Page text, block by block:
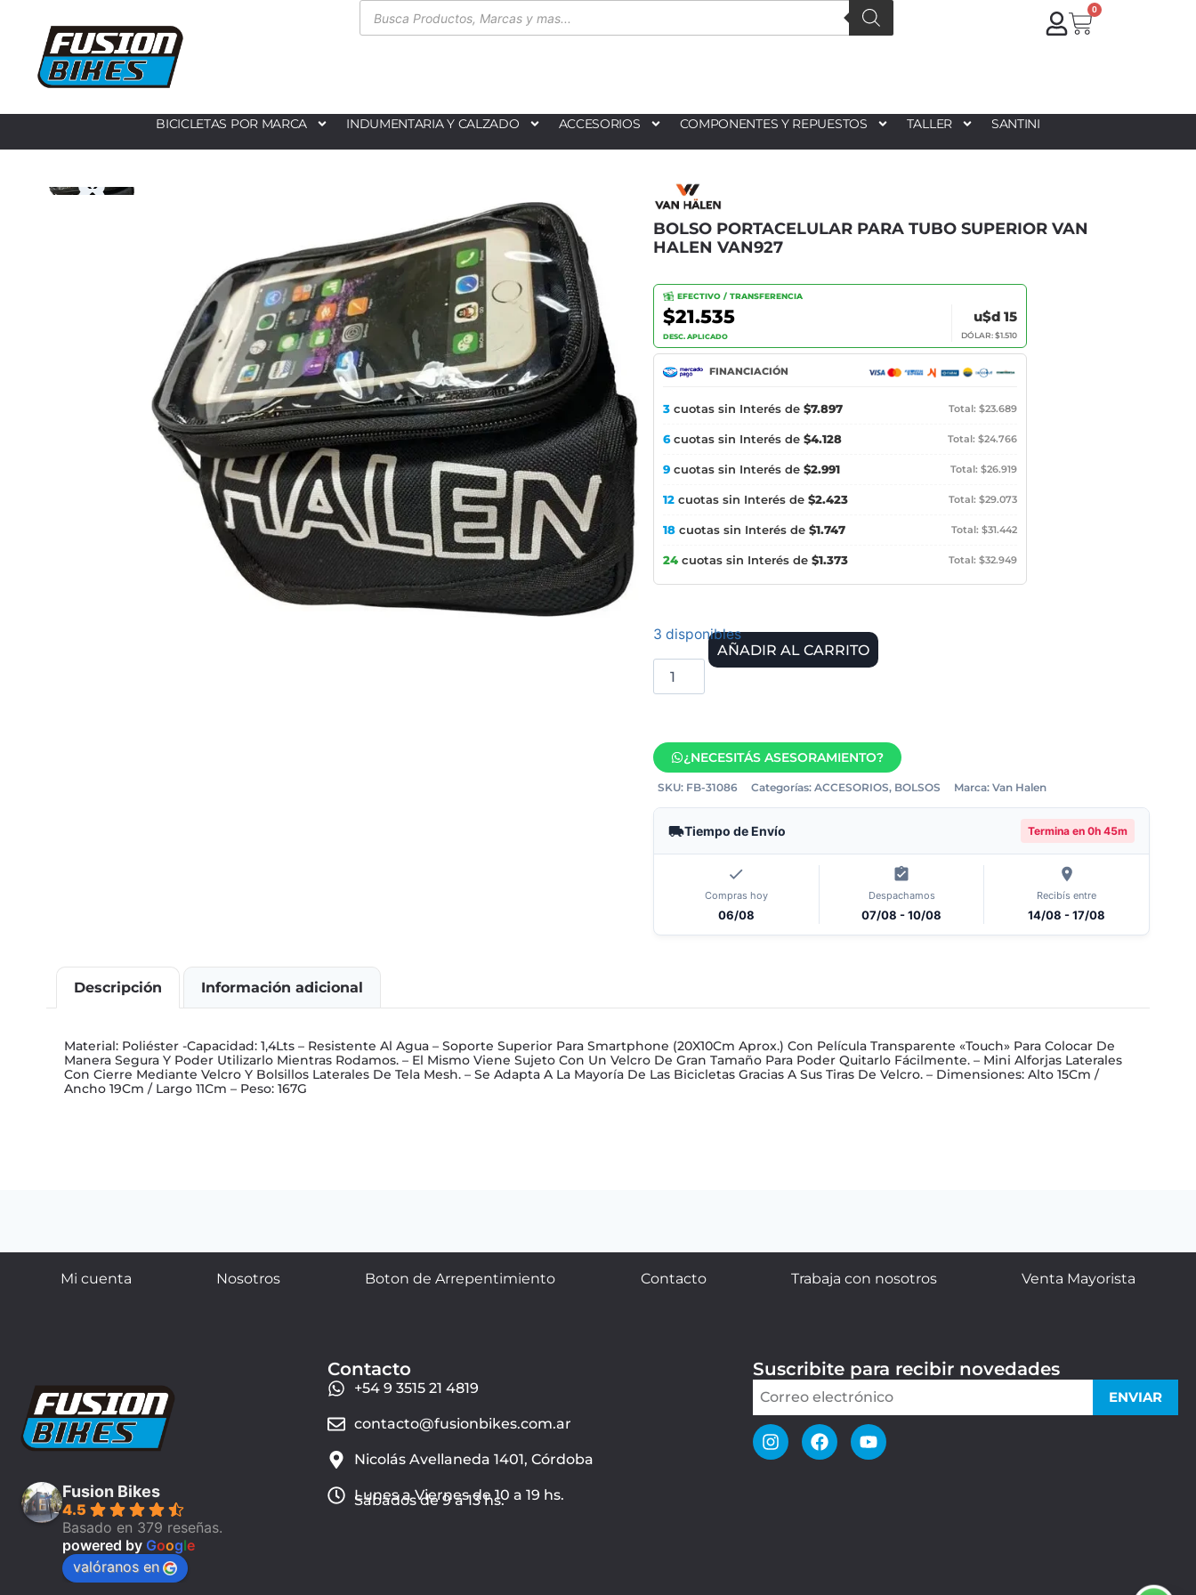
0
BICICLETAS POR MARCA INDUMENTARIA Y CALZADO ACCESORIOS COMPONENTES Y REPUESTOS TALLER SANTINI
BOLSO PORTACELULAR PARA TUBO SUPERIOR VAN
HALEN VAN927
EFECTIVO / TRANSFERENCIA
$21.535
DESC. APLICADO
u$d 15
DÓLAR: $1.510
FINANCIACIÓN
3 cuotas sin Interés de $7.897 Total: $23.689
6cuotas sin Interés de $4.128 Total: $24.766
9 cuotas sin Interés de $2.991 Total: $26.919
12 cuotas sin Interés de $2.423 Total: $29.073
18 cuotas sin Interés de $1.747 Total: $31.442
24 cuotas sin Interés de $1.373 Total: $32.949
3 disponibles
AÑADIR AL CARRITO
¿NECESITÁS ASESORAMIENTO?
SKU: FB-31086 Categorías: ACCESORIOS, BOLSOS Marca: Van Halen
Tiempo de Envío Termina en 0h 45m
Compras hoy
06/08
Despachamos
07/08 - 10/08
Recibís entre
14/08 - 17/08
Descripción Información adicional
Material: Poliéster -Capacidad: 1,4Lts – Resistente Al Agua – Soporte Superior Para Smartphone (20X10Cm Aprox.) Con Película Transparente «Touch» Para Colocar De
Manera Segura Y Poder Utilizarlo Mientras Rodamos. – El Mismo Viene Sujeto Con Un Velcro De Gran Tamaño Para Poder Quitarlo Fácilmente. – Mini Alforjas Laterales
Con Cierre Mediante Velcro Y Bolsillos Laterales De Tela Mesh. – Se Adapta A La Mayoría De Las Bicicletas Gracias A Sus Tiras De Velcro. – Dimensiones: Alto 15Cm /
Ancho 19Cm / Largo 11Cm – Peso: 167G
Mi cuenta Nosotros Boton de Arrepentimiento Contacto Trabaja con nosotros Venta Mayorista
Fusion Bikes
4.5
Basado en 379 reseñas.
powered by Google
valóranos en
Contacto
+54 9 3515 21 4819
contacto@fusionbikes.com.ar
Nicolás Avellaneda 1401, Córdoba
Lunes a Viernes de 10 a 19 hs.
Sábados de 9 a 13 hs.
Suscribite para recibir novedades
ENVIAR